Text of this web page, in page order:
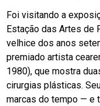
Foi visitando a
Estação das Artes de
velhice dos anos
premiado artista
1980), que mostra
cirurgias plásticas.
marcas do tempo — e